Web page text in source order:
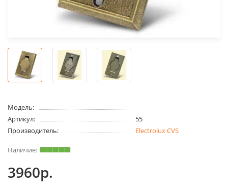
Модель:
Артикул:
55
Производитель:
Electrolux CVS
3960р.